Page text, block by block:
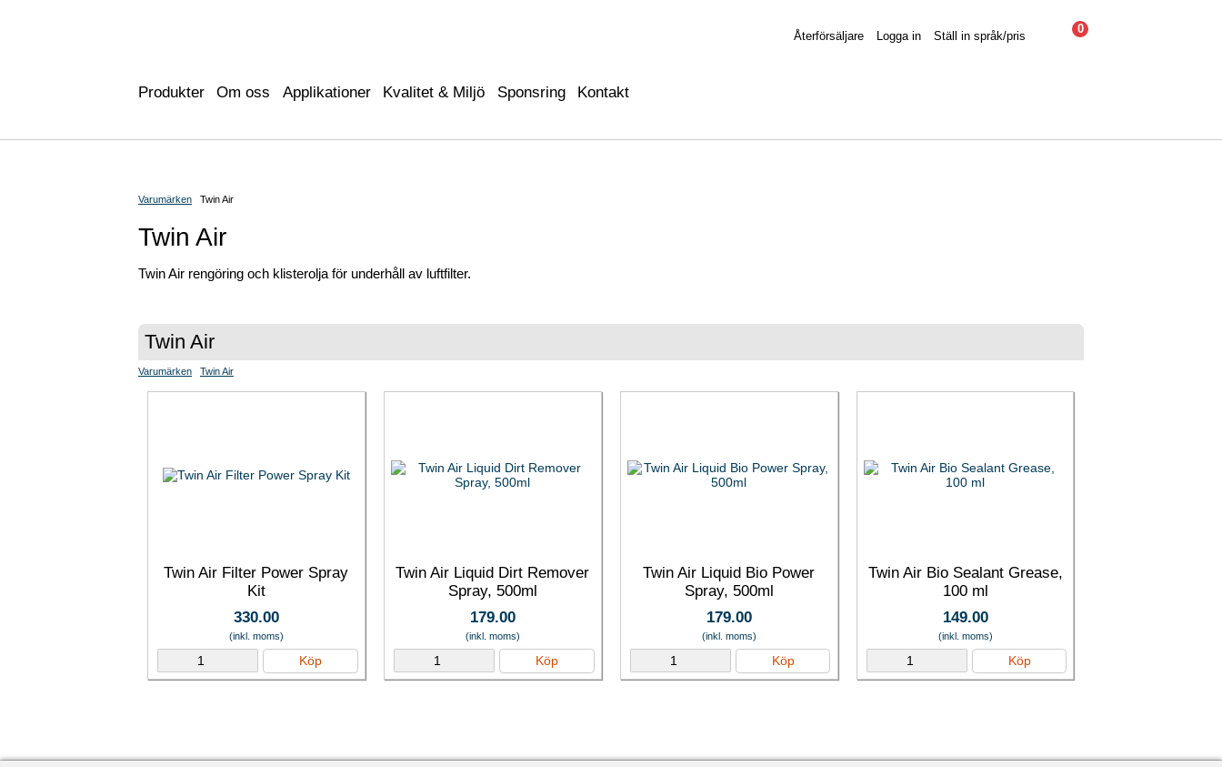
0
Ställ in språk/pris
Logga in
Återförsäljare
Produkter Om oss Applikationer Kvalitet & Miljö Sponsring Kontakt
Varumärken Twin Air
Twin Air
Twin Air rengöring och klisterolja för underhåll av luftfilter.
Twin Air
Varumärken Twin Air
Twin Air Filter Power Spray
Kit
330.00
(inkl. moms)
Köp
Twin Air Liquid Dirt Remover
Spray, 500ml
179.00
(inkl. moms)
Köp
Twin Air Liquid Bio Power
Spray, 500ml
179.00
(inkl. moms)
Köp
Twin Air Bio Sealant Grease,
100 ml
149.00
(inkl. moms)
Köp